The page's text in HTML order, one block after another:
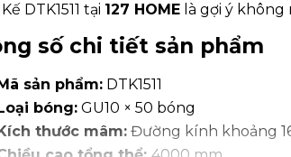
DTK1511 tại 127 HOME là gợi ý không
số chi tiết sản phẩm
Mã sản phẩm: DTK1511
Loại bóng: GU10 × 50 bóng
thước mâm: Đường kính khoảng